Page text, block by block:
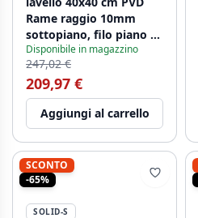
Rame raggio 10mm
sottopiano, filo piano e
soprapiano PPG4040-62
Disponibile in magazzino
247,02 €
209,97 €
Aggiungi al carrello
SCONTO
-65%
SOLID-S